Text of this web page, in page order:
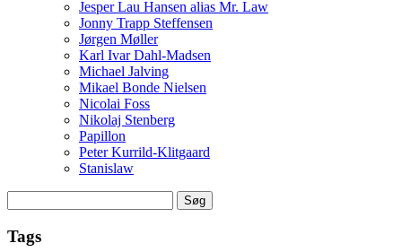
Jesper Lau Hansen alias Mr. Law
Jonny Trapp Steffensen
Jørgen Møller
Karl Ivar Dahl-Madsen
Michael Jalving
Mikael Bonde Nielsen
Nicolai Foss
Nikolaj Stenberg
Papillon
Peter Kurrild-Klitgaard
Stanislaw
efter:
Tags